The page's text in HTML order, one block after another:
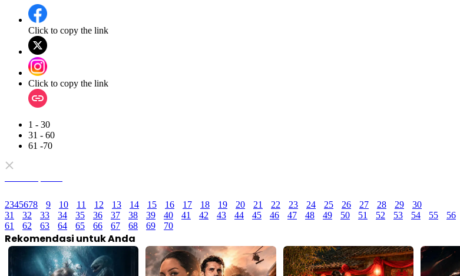
Click to copy the link
Click to copy the link
1 - 30
31 - 60
61 -70
2345678 9 10 11 12 13 14 15 16 17 18 19 20 21 22 23 24 25 26 27 28 29
30
31
32 33 34 35 36 37 38 39 40 41 42 43 44 45 46 47 48 49 50 51 52 53 54 55 56
61
62 63 64 65 66 67 68 69 70
Rekomendasi untuk Anda